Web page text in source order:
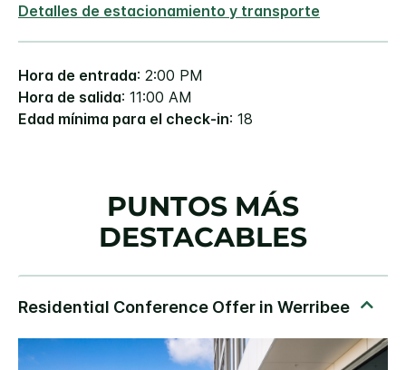
Detalles de estacionamiento y transporte
Hora de entrada: 2:00 PM
Hora de salida: 11:00 AM
Edad mínima para el check-in: 18
PUNTOS MÁS
DESTACABLES